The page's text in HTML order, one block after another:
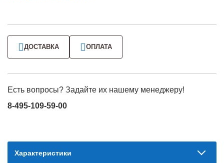
ДОСТАВКА ОПЛАТА
Есть вопросы? Задайте их нашему менеджеру!
8-495-109-59-00
Характеристики